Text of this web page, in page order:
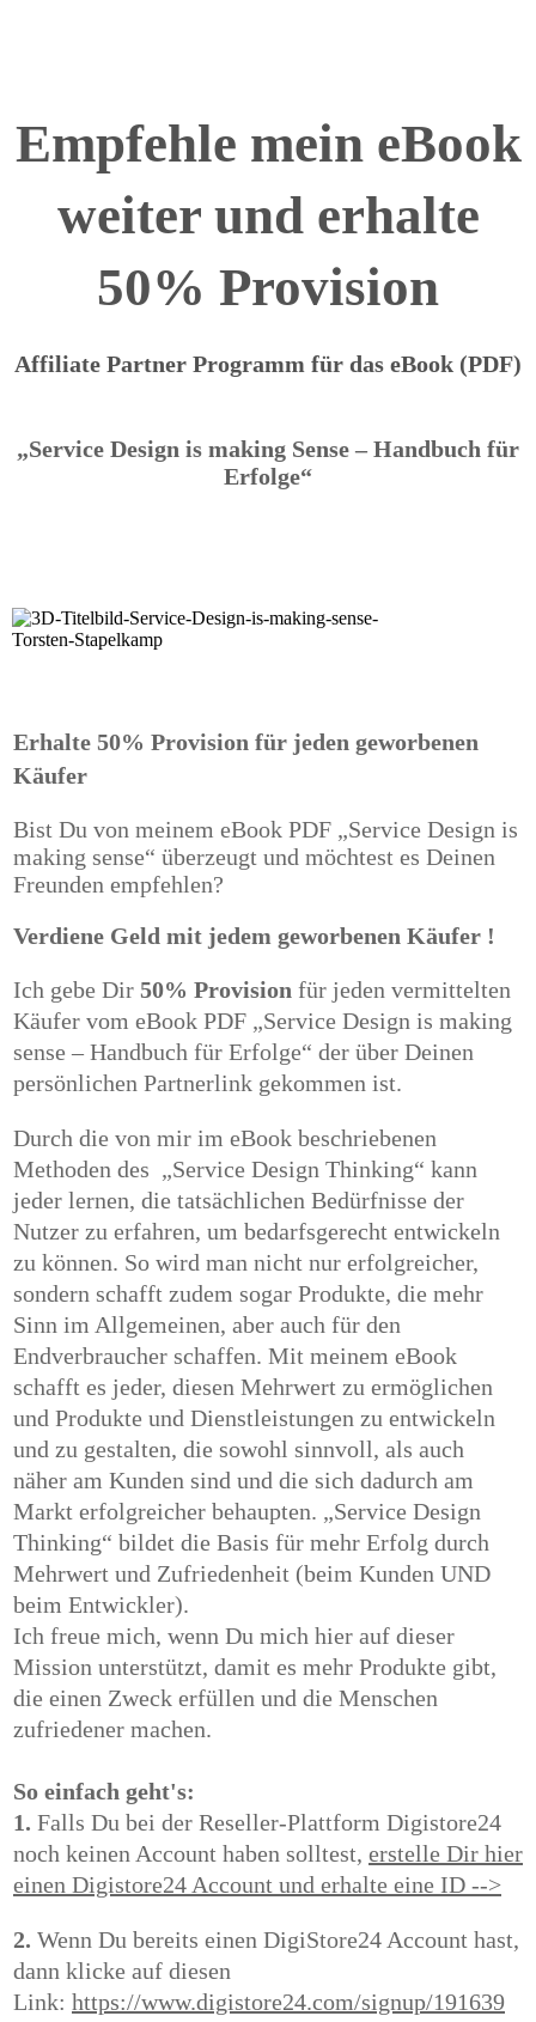
Empfehle mein eBook
weiter und erhalte
50% Provision
Affiliate Partner Programm für das eBook (PDF)
„Service Design is making Sense – Handbuch für
Erfolge“
Erhalte 50% Provision für jeden geworbenen
Käufer
Bist Du von meinem eBook PDF „Service Design is
making sense“ überzeugt und möchtest es Deinen
Freunden empfehlen?
Verdiene Geld mit jedem geworbenen Käufer !
Ich gebe Dir 50% Provision für jeden vermittelten
Käufer vom eBook PDF „Service Design is making
sense – Handbuch für Erfolge“ der über Deinen
persönlichen Partnerlink gekommen ist.
Durch die von mir im eBook beschriebenen
Methoden des „Service Design Thinking“ kann
jeder lernen, die tatsächlichen Bedürfnisse der
Nutzer zu erfahren, um bedarfsgerecht entwickeln
zu können. So wird man nicht nur erfolgreicher,
sondern schafft zudem sogar Produkte, die mehr
Sinn im Allgemeinen, aber auch für den
Endverbraucher schaffen. Mit meinem eBook
schafft es jeder, diesen Mehrwert zu ermöglichen
und Produkte und Dienstleistungen zu entwickeln
und zu gestalten, die sowohl sinnvoll, als auch
näher am Kunden sind und die sich dadurch am
Markt erfolgreicher behaupten. „Service Design
Thinking“ bildet die Basis für mehr Erfolg durch
Mehrwert und Zufriedenheit (beim Kunden UND
beim Entwickler).
Ich freue mich, wenn Du mich hier auf dieser
Mission unterstützt, damit es mehr Produkte gibt,
die einen Zweck erfüllen und die Menschen
zufriedener machen.
So einfach geht's:
1. Falls Du bei der Reseller-Plattform Digistore24
noch keinen Account haben solltest, erstelle Dir hier
einen Digistore24 Account und erhalte eine ID -->
2. Wenn Du bereits einen DigiStore24 Account hast,
dann klicke auf diesen
Link: https://www.digistore24.com/signup/191639